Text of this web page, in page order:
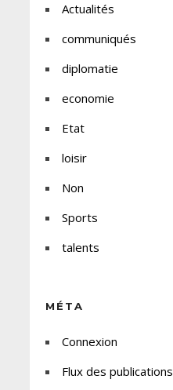
Actualités
communiqués
diplomatie
economie
Etat
loisir
Non
Sports
talents
MÉTA
Connexion
Flux des publications